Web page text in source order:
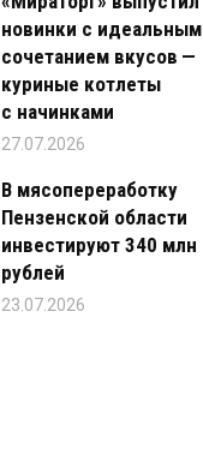
новинки с идеальным
сочетанием вкусов —
куриные котлеты
с начинками
27.07.2026
В мясопереработку
Пензенской области
инвестируют 340 млн
рублей
23.07.2026